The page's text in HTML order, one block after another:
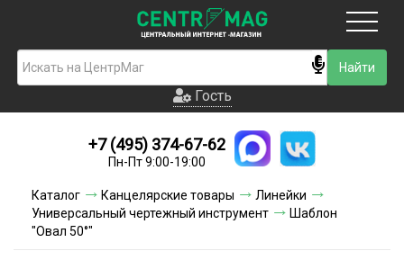
Гость
Новинки
Условия доставки
Гость
+7 (495) 374-67-62
Пн-Пт 9:00-19:00
Каталог Канцелярские товары
Линейки
Универсальный чертежный инструмент
Шаблон
"Овал 50°"